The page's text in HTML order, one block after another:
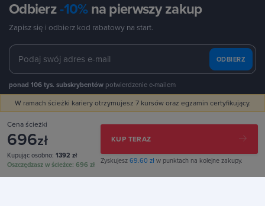
W ramach ścieżki kariery otrzymujesz 7 kursów oraz egzamin certyfikujący.
Cena ścieżki
696zł
Kupując osobno: 1392 zł
Oszczędzasz w ścieżce: 696 zł
KUP TERAZ
Zyskujesz 69.60 zł w punktach na kolejne zakupy.
Odbierz-10%na pierwszy zakup
Zapisz się i odbierz kod rabatowy na start.
ODBIERZ
ponad 106 tys. subskrybentów potwierdzenie e-mailem